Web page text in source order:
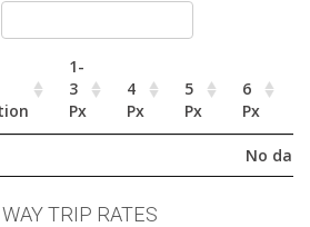
1-
3
Px
4
Px
5
Px
6
Px
No
TRIP RATES